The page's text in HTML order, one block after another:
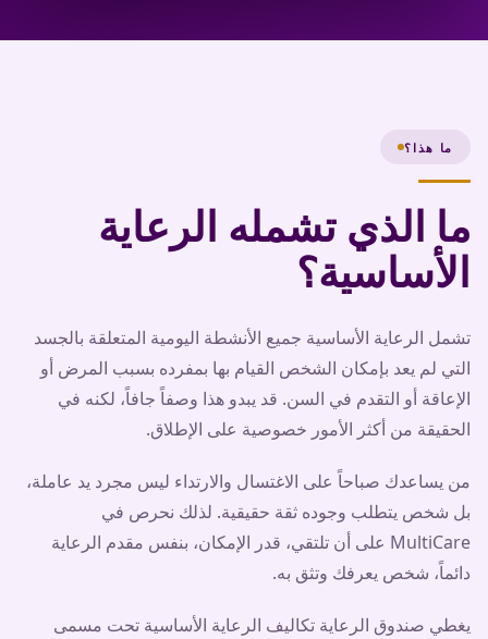
ما هذا؟
ما الذي تشمله الرعاية
الأساسية؟
تشمل الرعاية الأساسية جميع الأنشطة اليومية المتعلقة بالجسد
التي لم يعد بإمكان الشخص القيام بها بمفرده بسبب المرض أو
الإعاقة أو التقدم في السن. قد يبدو هذا وصفاً جافاً، لكنه في
الحقيقة من أكثر الأمور خصوصية على الإطلاق.
من يساعدك صباحاً على الاغتسال والارتداء ليس مجرد يد عاملة،
بل شخص يتطلب وجوده ثقة حقيقية. لذلك نحرص في
MultiCare على أن تلتقي، قدر الإمكان، بنفس مقدم الرعاية
دائماً، شخص يعرفك وتثق به.
يغطي صندوق الرعاية تكاليف الرعاية الأساسية تحت مسمى